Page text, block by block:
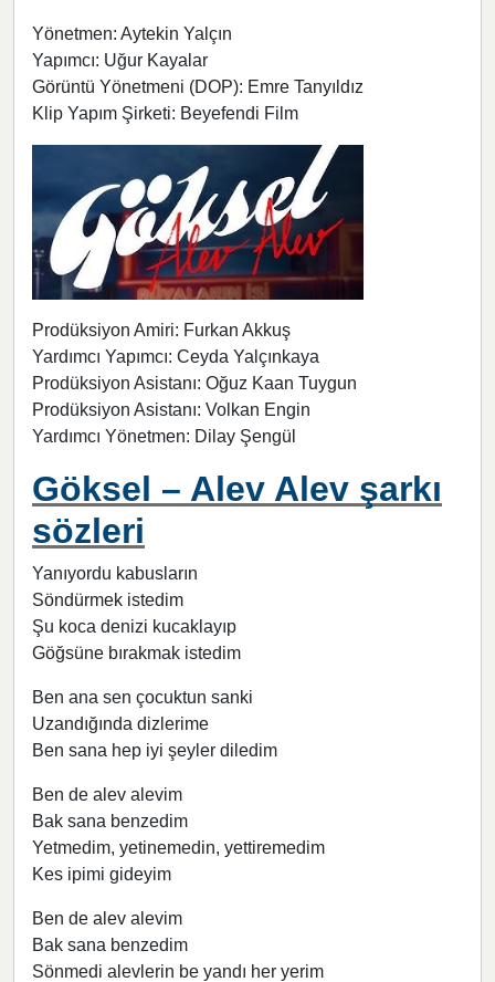
Yönetmen: Aytekin Yalçın
Yapımcı: Uğur Kayalar
Görüntü Yönetmeni (DOP): Emre Tanyıldız
Klip Yapım Şirketi: Beyefendi Film
Prodüksiyon Amiri: Furkan Akkuş
Yardımcı Yapımcı: Ceyda Yalçınkaya
Prodüksiyon Asistanı: Oğuz Kaan Tuygun
Prodüksiyon Asistanı: Volkan Engin
Yardımcı Yönetmen: Dilay Şengül
Göksel – Alev Alev şarkı
sözleri
Yanıyordu kabusların
Söndürmek istedim
Şu koca denizi kucaklayıp
Göğsüne bırakmak istedim
Ben ana sen çocuktun sanki
Uzandığında dizlerime
Ben sana hep iyi şeyler diledim
Ben de alev alevim
Bak sana benzedim
Yetmedim, yetinemedin, yettiremedim
Kes ipimi gideyim
Ben de alev alevim
Bak sana benzedim
Sönmedi alevlerin be yandı her yerim